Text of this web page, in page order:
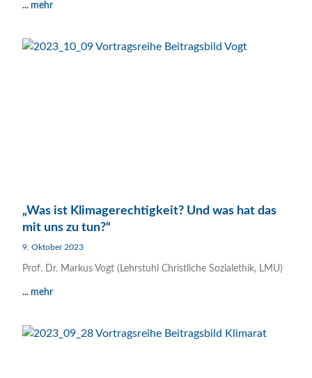
... mehr
„Was ist Klimagerechtigkeit? Und was hat das
mit uns zu tun?“
9. Oktober 2023
Prof. Dr. Markus Vogt (Lehrstuhl Christliche Sozialethik, LMU)
... mehr